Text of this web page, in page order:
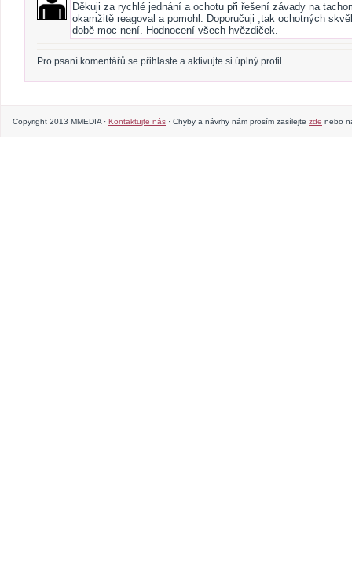
Děkuji za rychlé jednání a ochotu při řešení závady na
okamžitě reagoval a pomohl. Doporučuji ,tak ochotných
době moc není. Hodnocení všech hvězdiček.
Pro psaní komentářů se přihlaste a aktivujte si úplný profil ...
Copyright 2013 MMEDIA · Kontaktujte nás · Chyby a návrhy nám prosím zasílejte zde nebo